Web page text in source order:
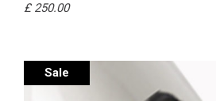
£ 250.00
Sale